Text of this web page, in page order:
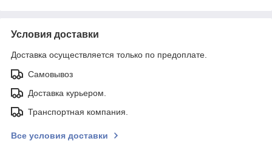
Условия доставки
Доставка осуществляется только по предоплате.
Самовывоз
Доставка курьером.
Транспортная компания.
Все условия доставки